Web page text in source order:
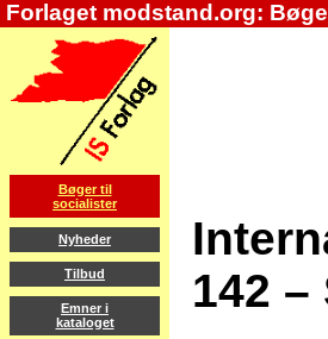
Forlaget modstand.org:
Bøger til
socialister
Nyheder
Tilbud
Emner i
kataloget
142 –